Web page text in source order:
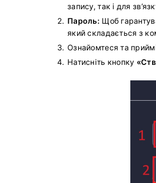
запису, так і для
Пароль: Щоб
який складається з
Ознайомтеся та
Натисніть кнопку